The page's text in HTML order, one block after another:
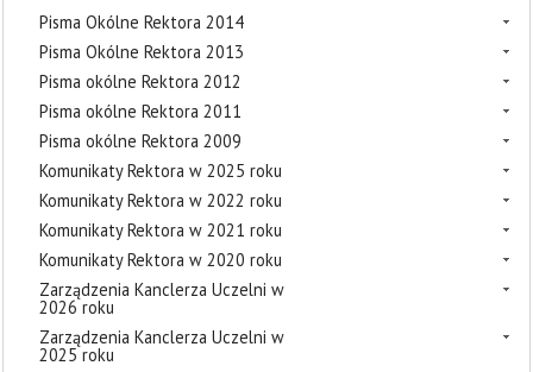
Pisma Okólne Rektora 2014
Pisma Okólne Rektora 2013
Pisma okólne Rektora 2012
Pisma okólne Rektora 2011
Pisma okólne Rektora 2009
Komunikaty Rektora w 2025 roku
Komunikaty Rektora w 2022 roku
Komunikaty Rektora w 2021 roku
Komunikaty Rektora w 2020 roku
Zarządzenia Kanclerza Uczelni w
2026 roku
Zarządzenia Kanclerza Uczelni w
2025 roku